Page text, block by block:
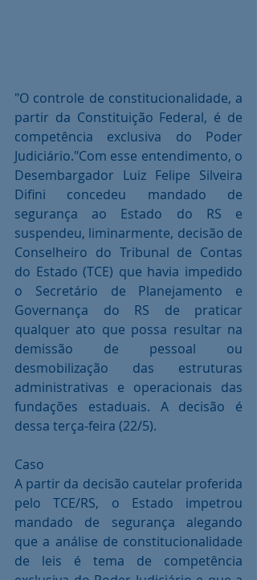
"O controle de constitucionalidade, a
partir da Constituição Federal, é de
competência exclusiva do Poder
Judiciário."Com esse entendimento, o
Desembargador Luiz Felipe Silveira
Difini concedeu mandado de
segurança ao Estado do RS e
suspendeu, liminarmente, decisão de
Conselheiro do Tribunal de Contas
do Estado (TCE) que havia impedido
o Secretário de Planejamento e
Governança do RS de praticar
qualquer ato que possa resultar na
demissão de pessoal ou
desmobilização das estruturas
administrativas e operacionais das
fundações estaduais. A decisão é
dessa terça-feira (22/5).
Caso
A partir da decisão cautelar proferida
pelo TCE/RS, o Estado impetrou
mandado de segurança alegando
que a análise de constitucionalidade
de leis é tema de competência